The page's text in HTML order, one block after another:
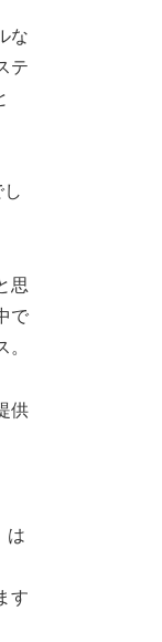
な
テ
思
で
供
は
す